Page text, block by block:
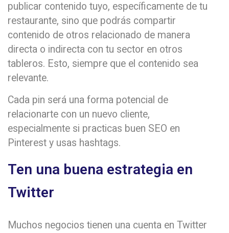
publicar contenido tuyo, específicamente de tu
restaurante, sino que podrás compartir
contenido de otros relacionado de manera
directa o indirecta con tu sector en otros
tableros. Esto, siempre que el contenido sea
relevante.
Cada pin será una forma potencial de
relacionarte con un nuevo cliente,
especialmente si practicas buen SEO en
Pinterest y usas hashtags.
Ten una buena estrategia en
Twitter
Muchos negocios tienen una cuenta en Twitter